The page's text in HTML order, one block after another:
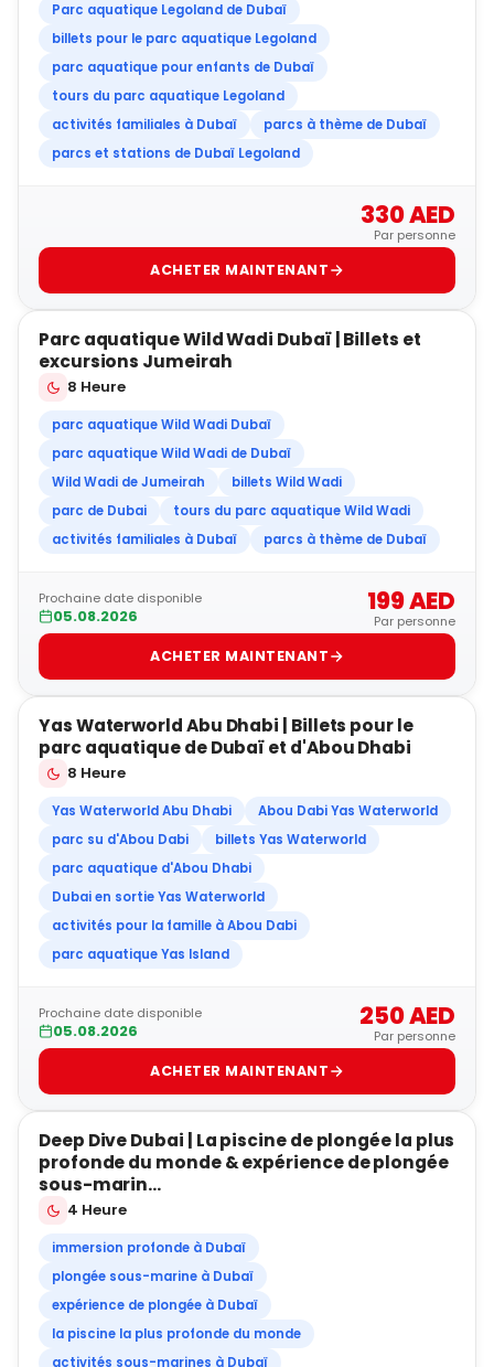
Parc aquatique Legoland de Dubaï
billets pour le parc aquatique Legoland
parc aquatique pour enfants de Dubaï
tours du parc aquatique Legoland
activités familiales à Dubaï
parcs à thème de Dubaï
parcs et stations de Dubaï Legoland
330 AED
Par personne
ACHETER MAINTENANT
5
BEST-SELLER
Parc aquatique Wild Wadi Dubaï | Billets et
excursions Jumeirah
8 Heure
parc aquatique Wild Wadi Dubaï
parc aquatique Wild Wadi de Dubaï
Wild Wadi de Jumeirah
billets Wild Wadi
parc de Dubai
tours du parc aquatique Wild Wadi
activités familiales à Dubaï
parcs à thème de Dubaï
Prochaine date disponible
05.08.2026 199 AED
Par personne
ACHETER MAINTENANT
5
VENTE RAPIDE
Yas Waterworld Abu Dhabi | Billets pour le
parc aquatique de Dubaï et d'Abou Dhabi
8 Heure
Yas Waterworld Abu Dhabi
Abou Dabi Yas Waterworld
parc su d'Abou Dabi
billets Yas Waterworld
parc aquatique d'Abou Dhabi
Dubai en sortie Yas Waterworld
activités pour la famille à Abou Dabi
parc aquatique Yas Island
Prochaine date disponible
05.08.2026 250 AED
Par personne
ACHETER MAINTENANT
5
OFFRE SPÉCIALE
Deep Dive Dubai | La piscine de plongée la plus
profonde du monde & expérience de plongée
sous-marin...
4 Heure
immersion profonde à Dubaï
plongée sous-marine à Dubaï
expérience de plongée à Dubaï
la piscine la plus profonde du monde
activités sous-marines à Dubaï